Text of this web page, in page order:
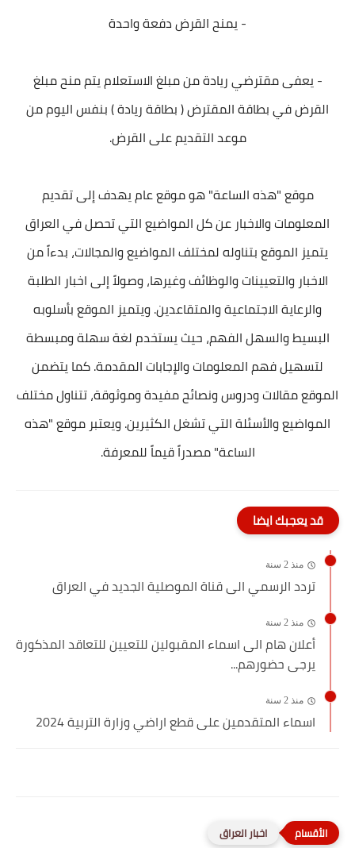
- يمنح القرض دفعة واحدة
- يعفى مقترضي ريادة من مبلغ الاستعلام يتم منح مبلغ
القرض في بطاقة المقترض ( بطاقة ريادة ) بنفس اليوم من
موعد التقديم على القرض.
موقع "هذه الساعة" هو موقع عام يهدف إلى تقديم
المعلومات والاخبار عن كل المواضيع التي تحصل في العراق
يتميز الموقع بتناوله لمختلف المواضيع والمجالات، بدءاً من
الاخبار والتعيينات والوظائف وغيرها، وصولاً إلى اخبار الطلبة
والرعاية الاجتماعية والمتقاعدين. ويتميز الموقع بأسلوبه
البسيط والسهل الفهم، حيث يستخدم لغة سهلة ومبسطة
لتسهيل فهم المعلومات والإجابات المقدمة. كما يتضمن
الموقع مقالات ودروس ونصائح مفيدة وموثوقة، تتناول مختلف
المواضيع والأسئلة التي تشغل الكثيرين. ويعتبر موقع "هذه
الساعة" مصدراً قيماً للمعرفة.
قد يعجبك ايضا
منذ 2 سنة
تردد الرسمي الى قناة الموصلية الجديد في العراق
منذ 2 سنة
أعلان هام الى اسماء المقبولين للتعيين للتعاقد المذكورة
يرجى حضورهم...
منذ 2 سنة
اسماء المتقدمين على قطع اراضي وزارة التربية 2024
اخبار العراق